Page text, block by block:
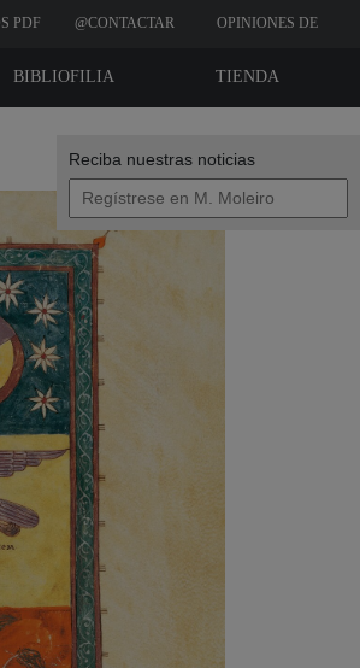
Reciba nuestras noticias
PDF @CONTACTAR OPINIONES DE
TIENDA
BIBLIOFILIA